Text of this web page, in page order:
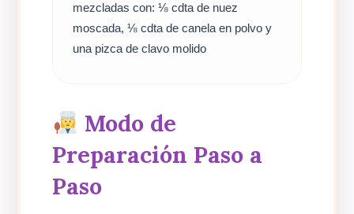
mezcladas con: ⅛ cdta de nuez
moscada, ⅛ cdta de canela en polvo y
una pizca de clavo molido
Modo de
Preparación Paso a
Paso